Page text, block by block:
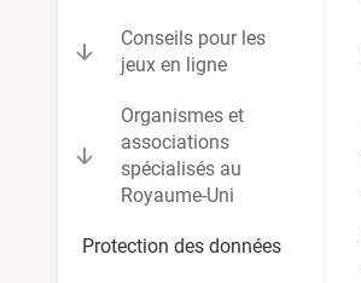
Conseils pour les
jeux en ligne
Organismes et
associations
spécialisés au
Royaume-Uni
Protection des données